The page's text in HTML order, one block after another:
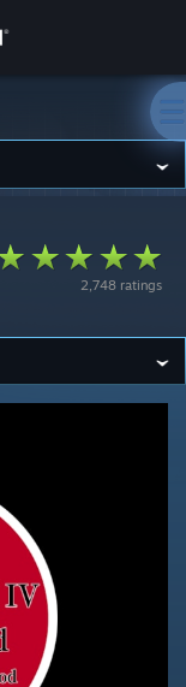
2,748 ratings